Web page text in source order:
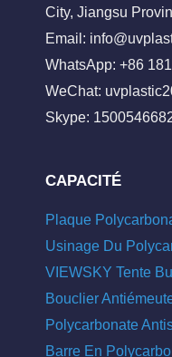
City, Jiangsu
Email:
WhatsApp: +86
WeChat:
Skype:
CAPACITÉ
Plaque
Usinage Du
VIEWSKY Tente
Bouclier
Polycarbonate
Barre En